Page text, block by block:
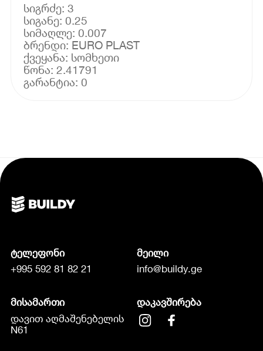
სიგრძე: 3
სიგანე: 0.25
სიმაღლე: 0.007
ბრენდი: EURO PLAST
ქვეყანა: სომხეთი
წონა: 2.41791
ტელეფონი
+995 592 81 82 21
მეილი
info@buildy.ge
მისამართი
დავით აღმაშენებელის
N61
დაკავშირება